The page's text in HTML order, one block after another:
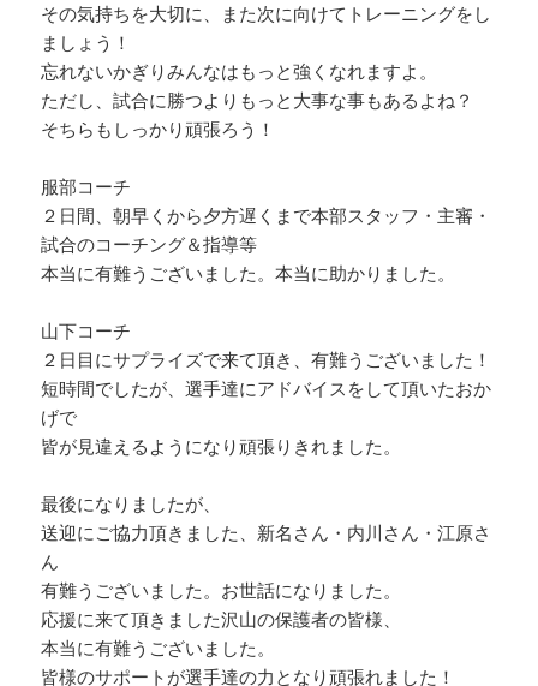
その気持ちを大切に、また次に向けてトレーニングをし
ましょう！
忘れないかぎりみんなはもっと強くなれますよ。
ただし、試合に勝つよりもっと大事な事もあるよね？
そちらもしっかり頑張ろう！
服部コーチ
２日間、朝早くから夕方遅くまで本部スタッフ・主審・
試合のコーチング＆指導等
本当に有難うございました。本当に助かりました。
山下コーチ
２日目にサプライズで来て頂き、有難うございました！
短時間でしたが、選手達にアドバイスをして頂いたおか
げで
皆が見違えるようになり頑張りきれました。
最後になりましたが、
送迎にご協力頂きました、新名さん・内川さん・江原さ
ん
有難うございました。お世話になりました。
応援に来て頂きました沢山の保護者の皆様、
本当に有難うございました。
皆様のサポートが選手達の力となり頑張れました！